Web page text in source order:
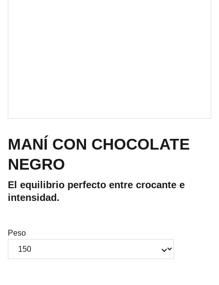
MANÍ CON CHOCOLATE
NEGRO
El equilibrio perfecto entre crocante e
intensidad.
Peso